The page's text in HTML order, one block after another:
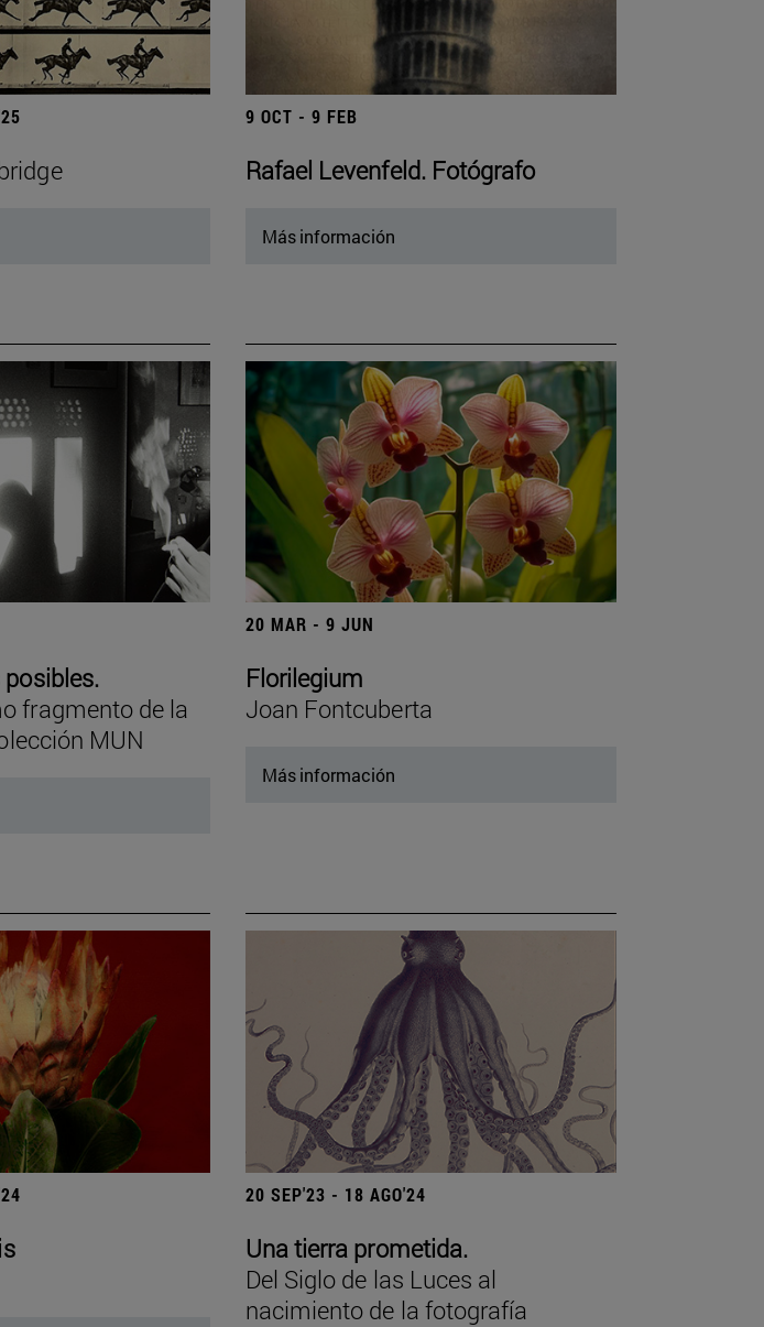
9 OCT - 9 FEB
Rafael Levenfeld. Fotógrafo
Más información
fragmento de la
MUN
20 MAR - 9 JUN
Florilegium
Joan Fontcuberta
Más información
20 SEP'23 - 18 AGO'24
Una tierra prometida.
Del Siglo de las Luces al
nacimiento de la fotografía